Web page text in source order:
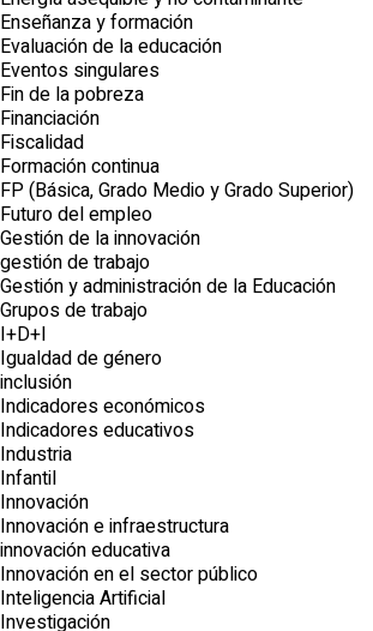
Enseñanza y formación
Evaluación de la educación
Eventos singulares
Fin de la pobreza
Financiación
Fiscalidad
Formación continua
FP (Básica, Grado Medio y Grado Superior)
Futuro del empleo
Gestión de la innovación
gestión de trabajo
Gestión y administración de la Educación
Grupos de trabajo
I+D+I
Igualdad de género
inclusión
Indicadores económicos
Indicadores educativos
Industria
Infantil
Innovación
Innovación e infraestructura
innovación educativa
Innovación en el sector público
Inteligencia Artificial
Investigación